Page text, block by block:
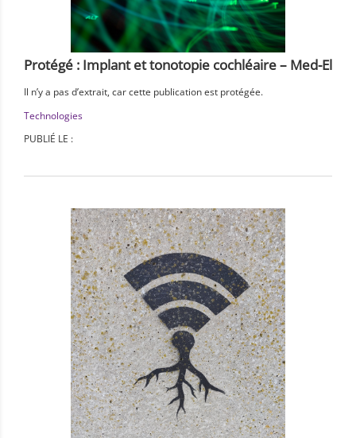
Protégé : Implant et tonotopie cochléaire – Med-El
Il n’y a pas d’extrait, car cette publication est protégée.
Technologies
PUBLIÉ LE :